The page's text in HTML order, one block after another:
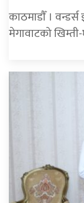
काठमाडाैँ । वन्डर्स
मेगावाटको